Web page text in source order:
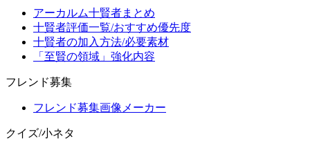
アーカルム十賢者まとめ
十賢者評価一覧/おすすめ優先度
十賢者の加入方法/必要素材
「至賢の領域」強化内容
フレンド募集
フレンド募集画像メーカー
クイズ/小ネタ